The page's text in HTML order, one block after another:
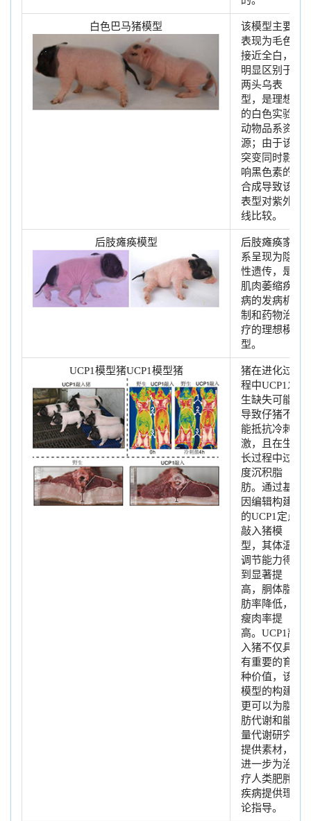
白色巴马猪模型
该模型主要
表现为毛色
接近全白，
明显区别于
两头乌表
型，是理想
的白色实验
动物品系资
源；由于该
突变同时影
响黑色素的
合成导致该
表型对紫外
线比较。
后肢瘫痪模型
后肢瘫痪家
系呈现为隐
性遗传，是
肌肉萎缩疾
病的发病机
制和药物治
疗的理想模
型。
UCP1模型猪UCP1模型猪
猪在进化过
程中UCP1发
生缺失可能
导致仔猪不
能抵抗冷刺
激，且在生
长过程中过
度沉积脂
肪。通过基
因编辑构建
的UCP1定点
敲入猪模
型，其体温
调节能力得
到显著提
高，胴体脂
肪率降低，
瘦肉率提
高。UCP1敲
入猪不仅具
有重要的育
种价值，该
模型的构建
更可以为脂
肪代谢和能
量代谢研究
提供素材，
进一步为治
疗人类肥胖
疾病提供理
论指导。